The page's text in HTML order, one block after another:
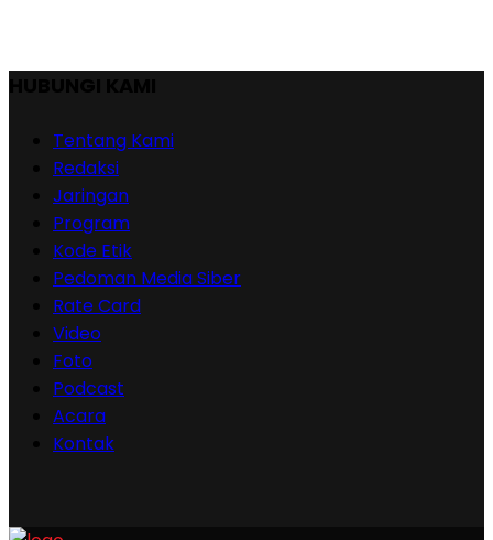
Tentang Kami
Redaksi
Jaringan
Program
Kode Etik
Pedoman Media Siber
Rate Card
Video
Foto
Podcast
Acara
Kontak